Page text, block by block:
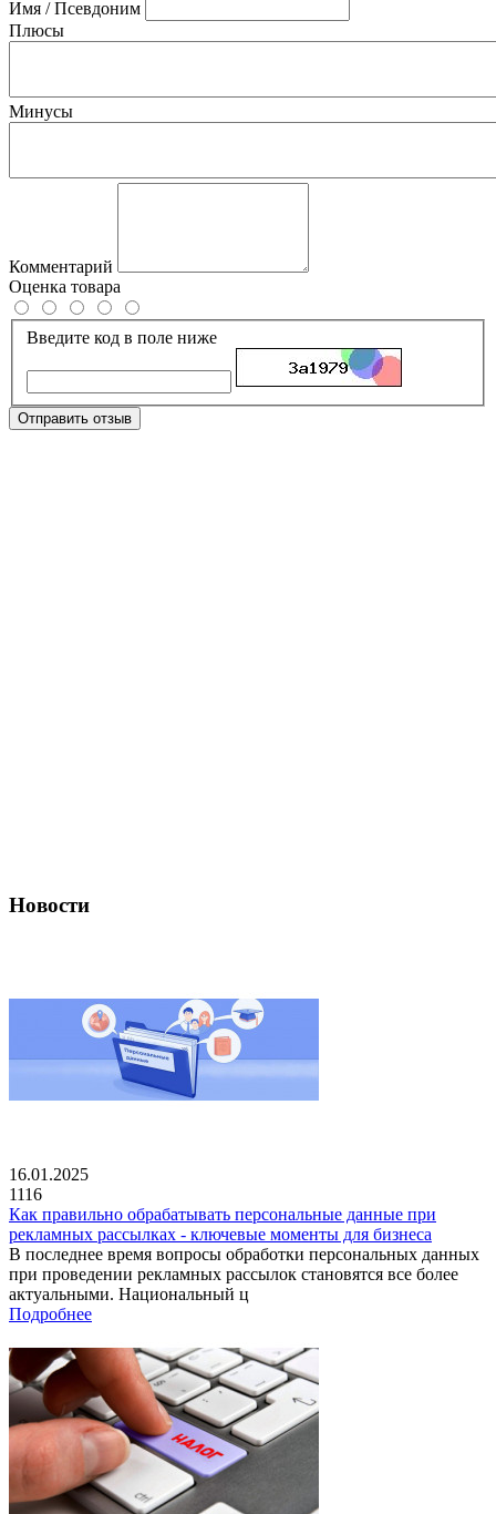
Имя / Псевдоним
Плюсы
Минусы
Комментарий
Оценка товара
Введите код в поле ниже
Отправить отзыв
Новости
16.01.2025
1116
Как правильно обрабатывать персональные данные при
рекламных рассылках - ключевые моменты для бизнеса
В последнее время вопросы обработки персональных данных
при проведении рекламных рассылок становятся все более
актуальными. Национальный ц
Подробнее